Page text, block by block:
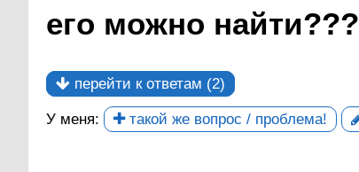
его можно найти???
перейти к ответам (2)
У меня: такой же вопрос / проблема!